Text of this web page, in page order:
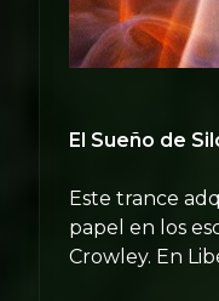
El Sueño de
Este trance
papel en los
Crowley. En